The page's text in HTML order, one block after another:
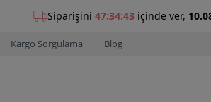
Kargo Sorgulama Blog